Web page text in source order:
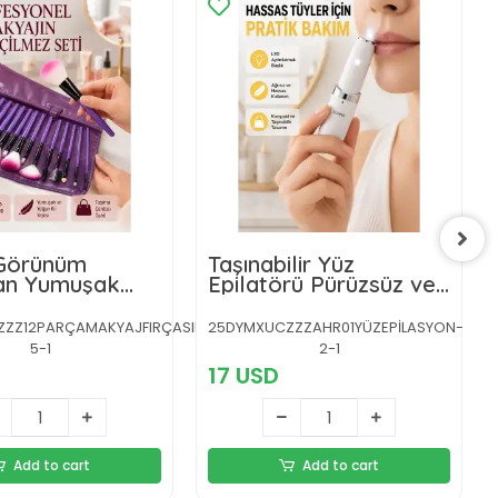
Yumuşak
Parça Makyaj
Günlük ve
Kullanıma
5-1
Add to cart
Taşınabilir Yüz
Epilatörü Pürüzsüz ve
Konforlu Epilasyon
25DYMXUCZZZAHR01YÜZEPİLASYON-
2-1
17 USD
Add to cart